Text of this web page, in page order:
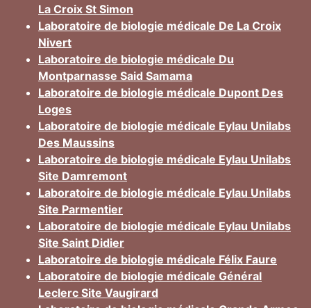
La Croix St Simon
Laboratoire de biologie médicale De La Croix
Nivert
Laboratoire de biologie médicale Du
Montparnasse Said Samama
Laboratoire de biologie médicale Dupont Des
Loges
Laboratoire de biologie médicale Eylau Unilabs
Des Maussins
Laboratoire de biologie médicale Eylau Unilabs
Site Damremont
Laboratoire de biologie médicale Eylau Unilabs
Site Parmentier
Laboratoire de biologie médicale Eylau Unilabs
Site Saint Didier
Laboratoire de biologie médicale Félix Faure
Laboratoire de biologie médicale Général
Leclerc Site Vaugirard